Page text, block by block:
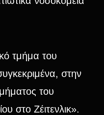
τμήμα του
στην
του
στο Ζέιτενλικ».